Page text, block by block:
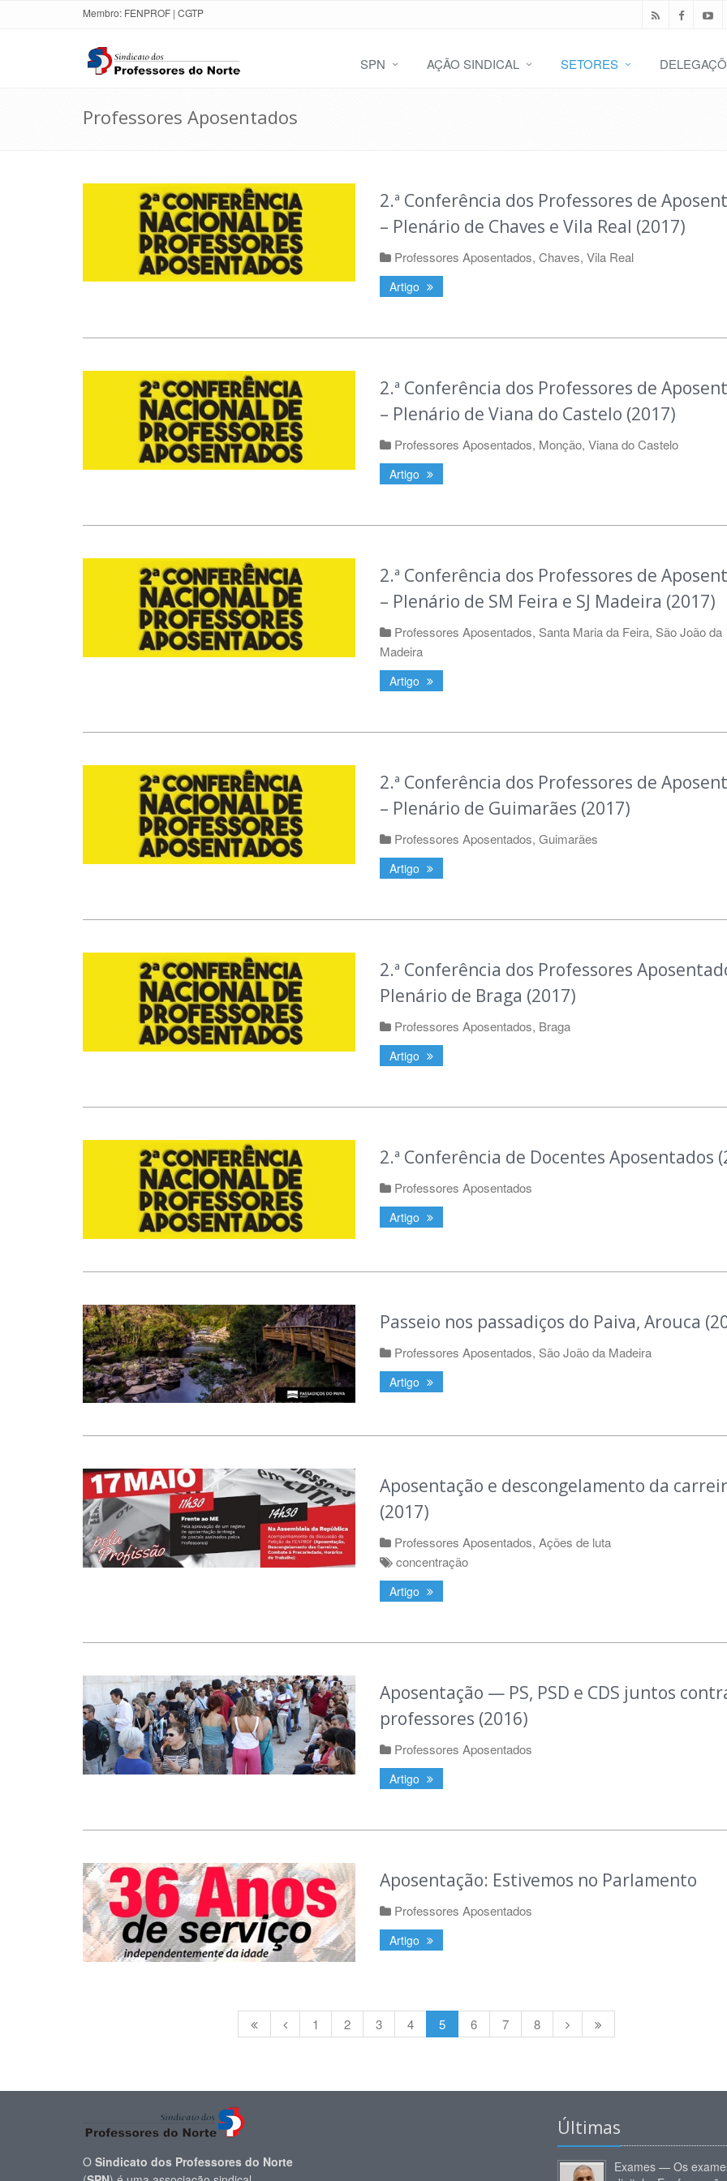
Membro: FENPROF | CGTP
SPN AÇÃO SINDICAL SETORES
Professores Aposentados
2.ª Conferência dos Professores de
– Plenário de Chaves e Vila Real (2017)
Professores Aposentados, Chaves, Vila Real
Artigo
2.ª Conferência dos Professores de
– Plenário de Viana do Castelo (2017)
Professores Aposentados, Monção, Viana do Castelo
Artigo
2.ª Conferência dos Professores de
– Plenário de SM Feira e SJ Madeira (2017)
Professores Aposentados, Santa Maria da Feira, São João da
Madeira
Artigo
2.ª Conferência dos Professores de
– Plenário de Guimarães (2017)
Professores Aposentados, Guimarães
Artigo
2.ª Conferência dos Professores
Plenário de Braga (2017)
Professores Aposentados, Braga
Artigo
2.ª Conferência de Docentes Aposentados
Professores Aposentados
Artigo
Passeio nos passadiços do Paiva, Arouca
Professores Aposentados, São João da Madeira
Artigo
Aposentação e descongelamento da
(2017)
Professores Aposentados, Ações de luta
concentração
Artigo
Aposentação — PS, PSD e CDS juntos
professores (2016)
Professores Aposentados
Artigo
Aposentação: Estivemos no Parlamento
Professores Aposentados
Artigo
1 2 3 4 5 6 7 8
O Sindicato dos Professores do Norte
Últimas
Exames — Os